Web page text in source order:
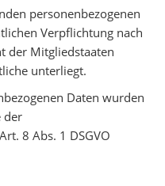
personenbezogenen
Verpflichtung nach
der Mitgliedstaaten
unterliegt.
Daten wurden
der
8 Abs. 1 DSGVO